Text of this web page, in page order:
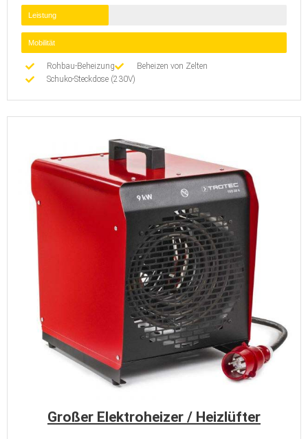
Leistung
Mobilität
Rohbau-Beheizung
Beheizen von Zelten
Schuko-Steckdose (230V)
Großer Elektroheizer / Heizlüfter